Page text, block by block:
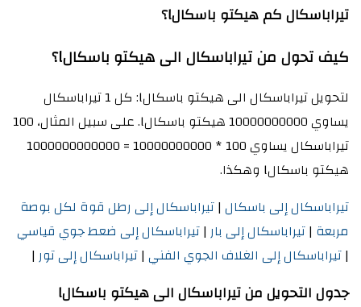
تيراباسكال كم هيكتو باسكالl؟
كيف تحول من تيراباسكال الى هيكتو باسكالl؟
لتحويل تيراباسكال الى هيكتو باسكالl: كل 1 تيراباسكال
يساوي 10000000000 هيكتو باسكالl. على سبيل المثال، 100
تيراباسكال يساوي 100 * 10000000000 = 1000000000000
هيكتو باسكالl وهكذا.
تيراباسكال إلى باسكال |تيراباسكال إلى رطل قوة لكل بوصة
مربعة |تيراباسكال إلى بار |تيراباسكال إلى ضعط جوي قياسي
|تيراباسكال إلى الغلاف الجوي الفني |تيراباسكال إلى تور |
جدول التحويل من تيراباسكال الى هيكتو باسكالl